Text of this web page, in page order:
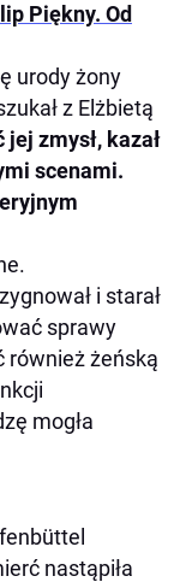
Piękny. Od
urody żony
z Elżbietą
zmysł, kazał
scenami.
i starał
sprawy
również żeńską
mogła
nastąpiła